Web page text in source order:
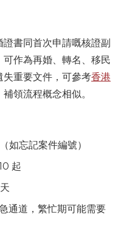
書同首次申請嘅核證副
作為再婚、轉名、移民
重要文件，可參考香港
補領流程概念相似。
如忘記案件編號）
起
通道，繁忙期可能需要